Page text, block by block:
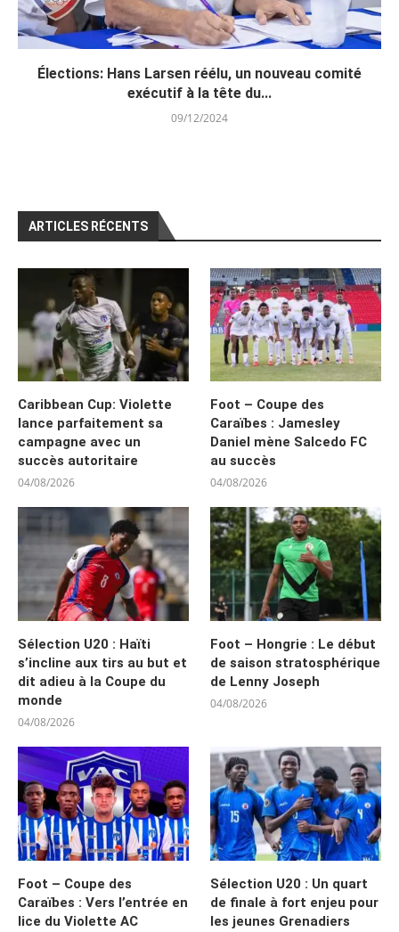
Élections: Hans Larsen réélu, un nouveau comité
exécutif à la tête du...
09/12/2024
ARTICLES RÉCENTS
Caribbean Cup: Violette
lance parfaitement sa
campagne avec un
succès autoritaire
04/08/2026
Foot – Coupe des
Caraïbes : Jamesley
Daniel mène Salcedo FC
au succès
04/08/2026
Sélection U20 : Haïti
s’incline aux tirs au but et
dit adieu à la Coupe du
monde
04/08/2026
Foot – Hongrie : Le début
de saison stratosphérique
de Lenny Joseph
04/08/2026
Foot – Coupe des
Caraïbes : Vers l’entrée en
lice du Violette AC
Sélection U20 : Un quart
de finale à fort enjeu pour
les jeunes Grenadiers